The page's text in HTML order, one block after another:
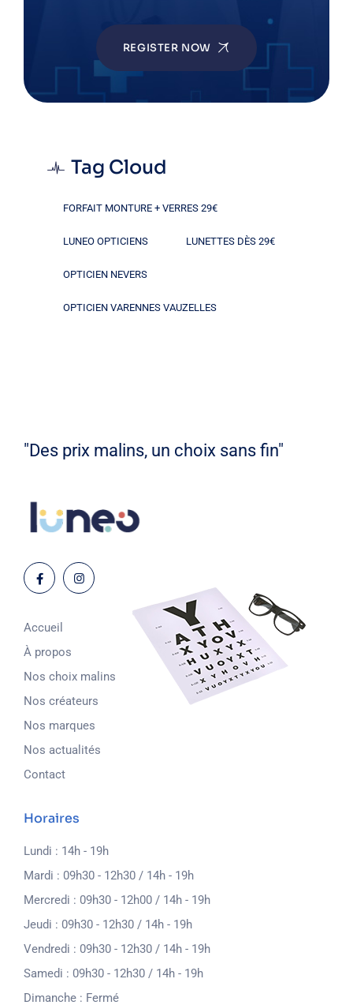
REGISTER NOW
Tag Cloud
FORFAIT MONTURE + VERRES 29€
LUNEO OPTICIENS LUNETTES DÈS 29€
OPTICIEN NEVERS
OPTICIEN VARENNES VAUZELLES
"Des prix malins, un choix sans fin"
Accueil
À propos
Nos choix malins
Nos créateurs
Nos marques
Nos actualités
Contact
Horaires
Lundi : 14h - 19h
Mardi : 09h30 - 12h30 / 14h - 19h
Mercredi : 09h30 - 12h00 / 14h - 19h
Jeudi : 09h30 - 12h30 / 14h - 19h
Vendredi : 09h30 - 12h30 / 14h - 19h
Samedi : 09h30 - 12h30 / 14h - 19h
Dimanche : Fermé